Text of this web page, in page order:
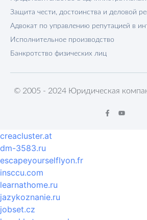
Защита чести, достоинства и деловой
Адвокат по управлению репутацией в
Исполнительное производство
Банкротство физических лиц
© 2005 - 2024 Юридическая
creacluster.at
dm-3583.ru
escapeyourselflyon.fr
insccu.com
learnathome.ru
jazykoznanie.ru
jobset.cz